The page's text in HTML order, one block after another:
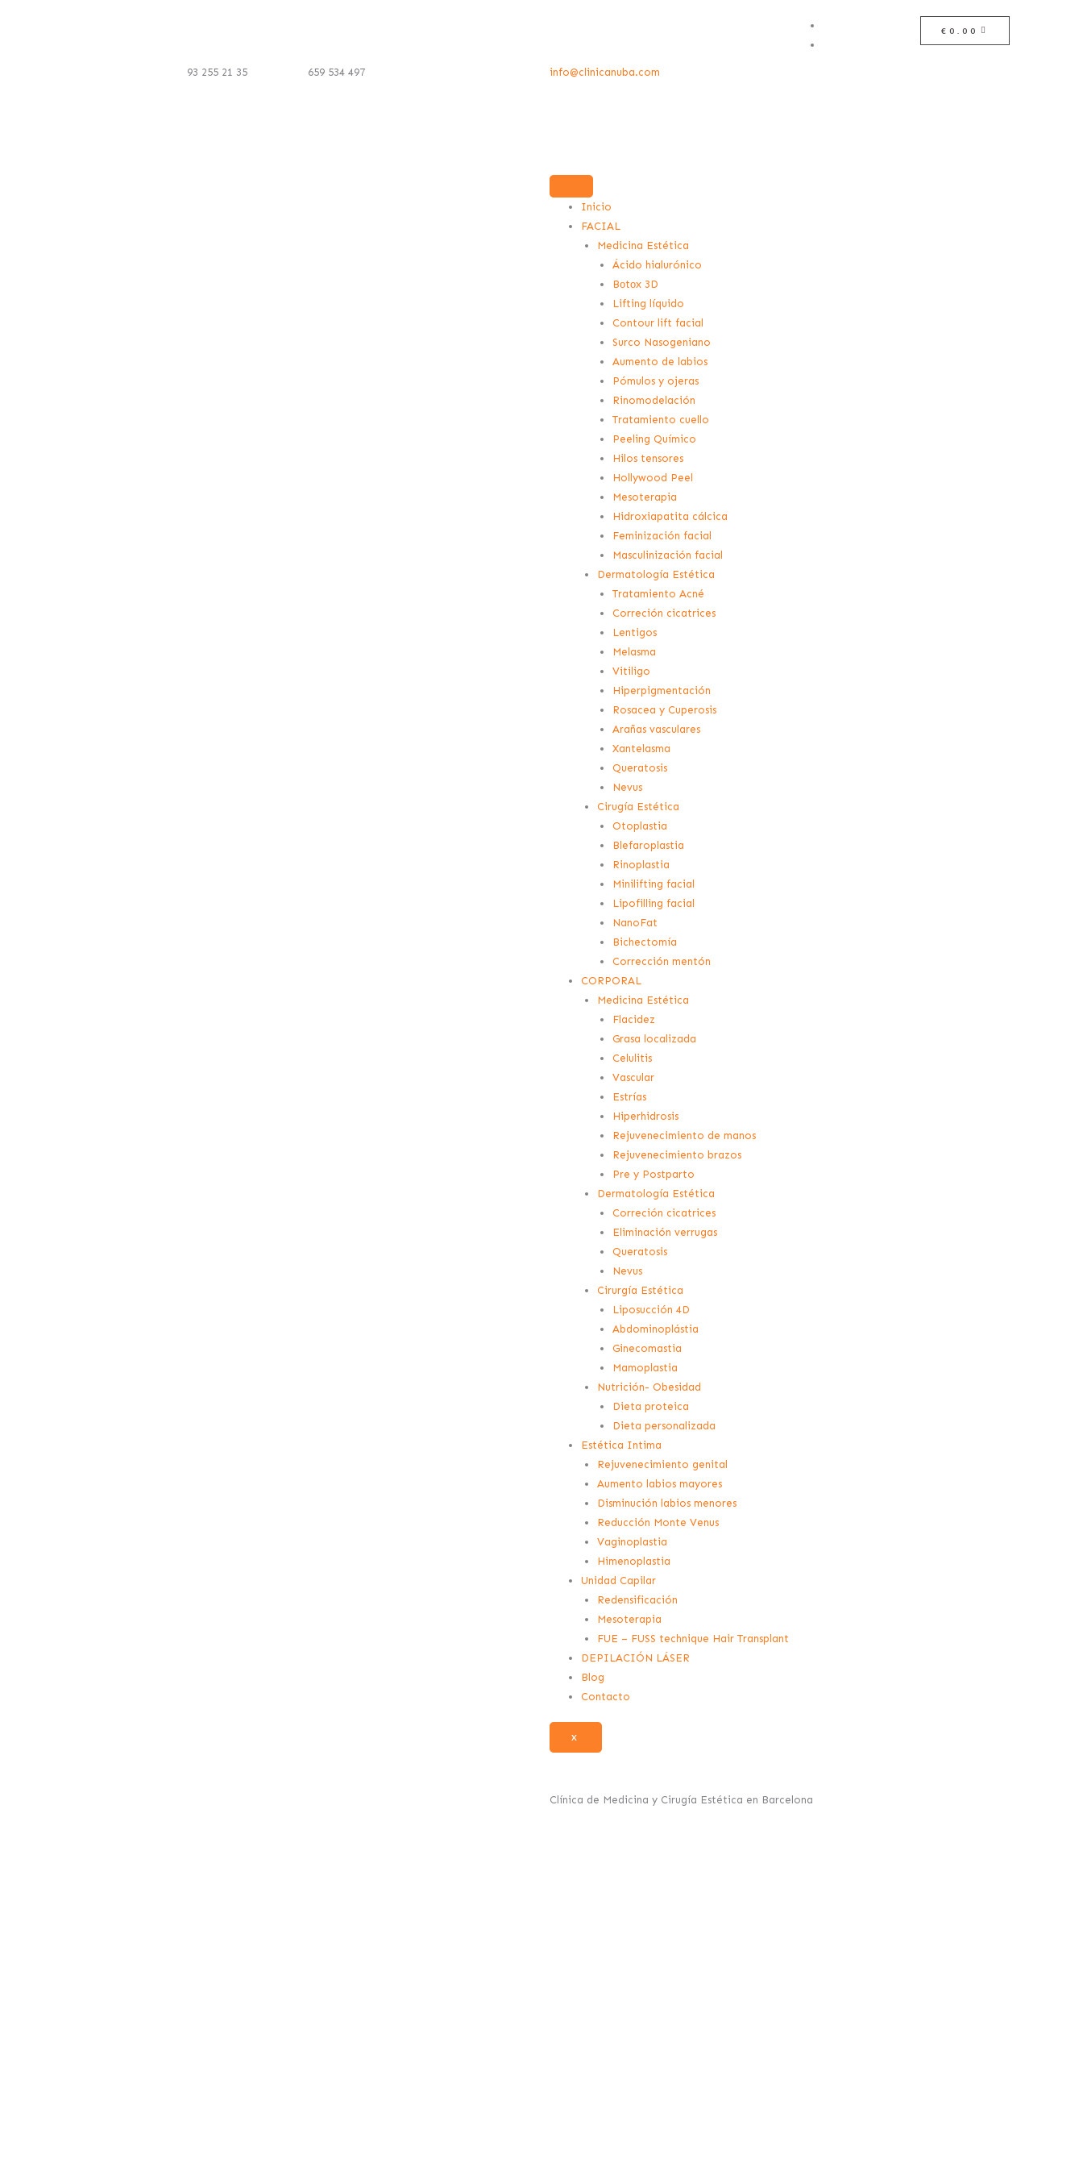
93 255 21 35 659 534 497 info@clinicanuba.com
€ 0.00
Inicio
FACIAL
Medicina Estética
Ácido hialurónico
Bоtоx 3D
Lifting líquido
Contour lift facial
Surco Nasogeniano
Aumento de labios
Pómulos y ojeras
Rinomodelación
Tratamiento cuello
Peeling Químico
Hilos tensores
Hollywood Peel
Mesoterapia
Hidroxiapatita cálcica
Feminización facial
Masculinización facial
Dermatología Estética
Tratamiento Acné
Correción cicatrices
Lentigos
Melasma
Vitiligo
Hiperpigmentación
Rosacea y Cuperosis
Arañas vasculares
Xantelasma
Queratosis
Nevus
Cirugía Estética
Otoplastia
Blefaroplastia
Rinoplastia
Minilifting facial
Lipofilling facial
NanoFat
Bichectomía
Corrección mentón
CORPORAL
Medicina Estética
Flacidez
Grasa localizada
Celulitis
Vascular
Estrías
Hiperhidrosis
Rejuvenecimiento de manos
Rejuvenecimiento brazos
Pre y Postparto
Dermatología Estética
Correción cicatrices
Eliminación verrugas
Queratosis
Nevus
Cirurgía Estética
Liposucción 4D
Abdominoplástia
Ginecomastia
Mamoplastia
Nutrición- Obesidad
Dieta proteica
Dieta personalizada
Estética Intima
Rejuvenecimiento genital
Aumento labios mayores
Disminución labios menores
Reducción Monte Venus
Vaginoplastia
Himenoplastia
Unidad Capilar
Redensificación
Mesoterapia
FUE – FUSS technique Hair Transplant
DEPILACIÓN LÁSER
Blog
Contacto
X
Clínica de Medicina y Cirugía Estética en Barcelona